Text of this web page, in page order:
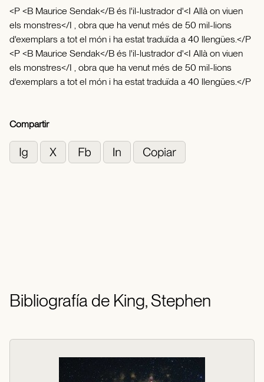
<P <B Maurice Sendak</B és l'il-lustrador d'<I Allà on viuen
els monstres</I , obra que ha venut més de 50 mil-lions
d'exemplars a tot el món i ha estat traduïda a 40 llengües.</P
<P <B Maurice Sendak</B és l'il-lustrador d'<I Allà on viuen
els monstres</I , obra que ha venut més de 50 mil-lions
d'exemplars a tot el món i ha estat traduïda a 40 llengües.</P
Compartir
Bibliografía de King, Stephen